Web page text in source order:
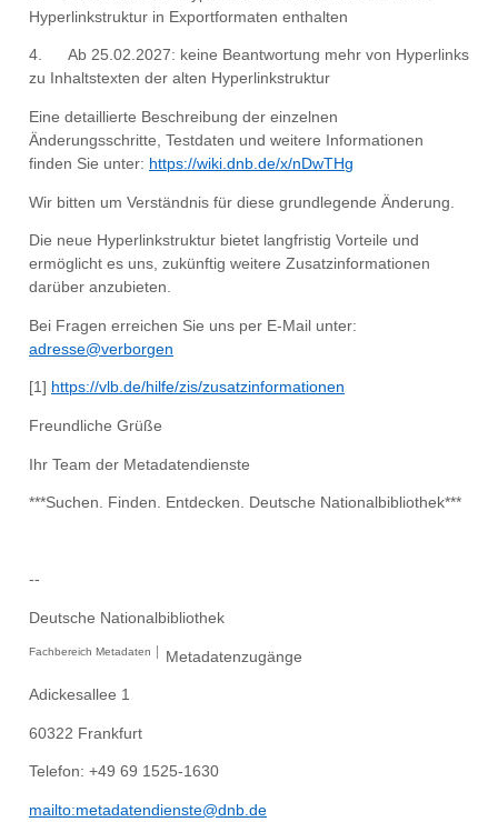
Hyperlinkstruktur in Exportformaten enthalten
4. Ab 25.02.2027: keine Beantwortung mehr von Hyperlinks
zu Inhaltstexten der alten Hyperlinkstruktur
Eine detaillierte Beschreibung der einzelnen
Änderungsschritte , Testdaten und weitere Informationen
finden Sie unter: https://wiki.dnb.de/x/nDwTHg
Wir bitten um Verständnis für diese grundlegende Änderung.
Die neue Hyperlinkstruktur bietet langfristig Vorteile und
ermöglicht es uns, zukünftig weitere Zusatzinformationen
darüber anzubieten.
Bei Fragen erreichen Sie uns per E-Mail unter:
adresse@verborgen
[1] https://vlb.de/hilfe/zis/zusatzinformationen
Freundliche Grüße
Ihr Team der Metadatendienste
***Suchen. Finden. Entdecken. Deutsche Nationalbibliothek***
--
Deutsche Nationalbibliothek
Fachbereich Metadaten │ Metadatenzugänge
Adickesallee 1
60322 Frankfurt
Telefon: +49 69 1525-1630
mailto:metadatendienste@dnb.de